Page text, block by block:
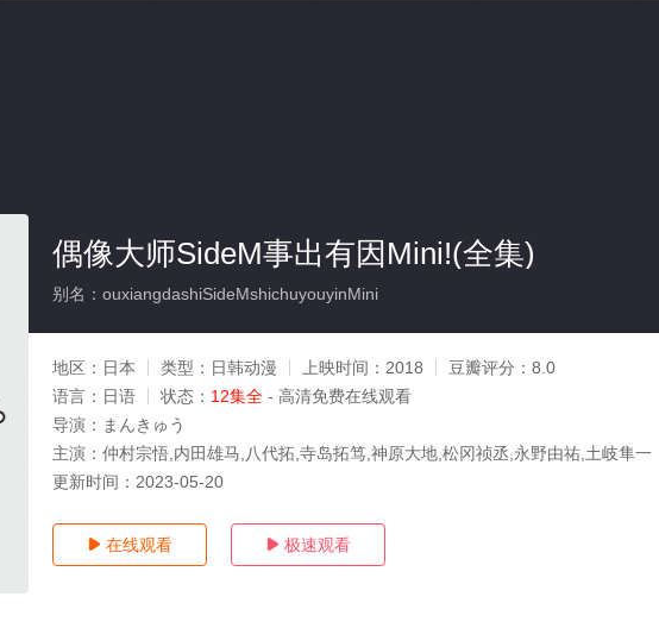
偶像大师SideM事出有因Mini!(全集)
别名：ouxiangdashiSideMshichuyouyinMini
地区： 日本 类型： 日韩动漫 上映时间： 2018 豆瓣评分： 8.0
语言： 日语 状态： 12集全 - 高清免费在线观看
导演： まんきゅう
主演： 仲村宗悟,内田雄马,八代拓,寺岛拓笃,神原大地,松冈祯丞,永野由祐,土岐隼一
更新时间： 2023-05-20
 在线观看  极速观看